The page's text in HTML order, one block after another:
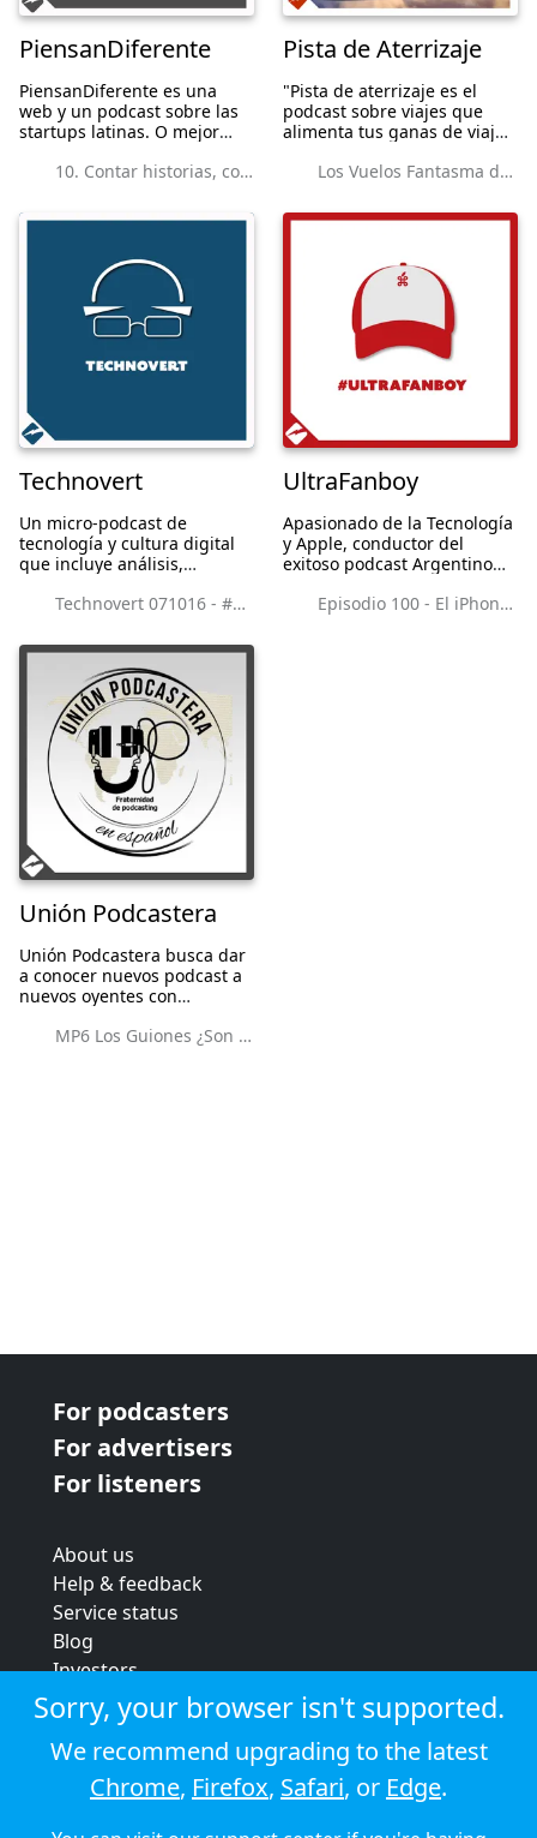
PiensanDiferente
PiensanDiferente es una
web y un podcast sobre las
startups latinas. O mejor
personas que están detrás
hombres y mujeres que
10. Contar historias, como ningún otro. Víctor Correal de GuideDoc
Pista de Aterrizaje
"Pista de aterrizaje es el
podcast sobre viajes que
alimenta tus ganas de viajar.
tendencias y curiosidades
aprenderás los trucos que
Los Vuelos Fantasma de Londres Heathrow
Technovert
Un micro-podcast de
tecnología y cultura digital
que incluye análisis,
un tecnológico extrovertido.
Technovert 071016 - #madebyGoogle y mi iPhone 7+
UltraFanboy
Apasionado de la Tecnología
y Apple, conductor del
exitoso podcast Argentino
Episodio 100 - El iPhone de la mala suerte? Keynote!!!
Unión Podcastera
Unión Podcastera busca dar
a conocer nuevos podcast a
nuevos oyentes con
ya ayudar a los creadores
MP6 Los Guiones ¿Son necesarios para el podcast?
For podcasters
For advertisers
For listeners
About us
Help & feedback
Service status
Blog
Investors
Strategic review
Terms & conditions
Privacy policy
Cookie policy
Sorry, your browser isn't supported.
We recommend upgrading to the latest
Chrome, Firefox, Safari, or Edge.